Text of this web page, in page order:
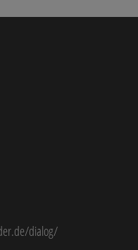
dialog/